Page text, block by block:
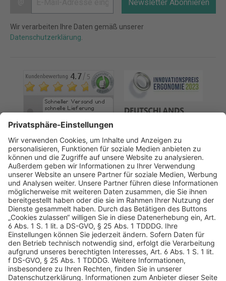
Newsletter Abonnieren
Wir verarbeiten Ihre Daten gemäß unserer
Datenschutzerklärung
AGB Datenschutz
Impressum
Sicherheitshinweis
Compliance